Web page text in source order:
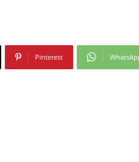
Pinterest